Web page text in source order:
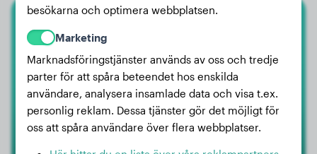
Arlo
1
besökarna och optimera webbplatsen.
Marketing
Marknadsföringstjänster används av oss och tredje
parter för att spåra beteendet hos enskilda
användare, analysera insamlade data och visa t.ex.
personlig reklam. Dessa tjänster gör det möjligt för
oss att spåra användare över flera webbplatser.